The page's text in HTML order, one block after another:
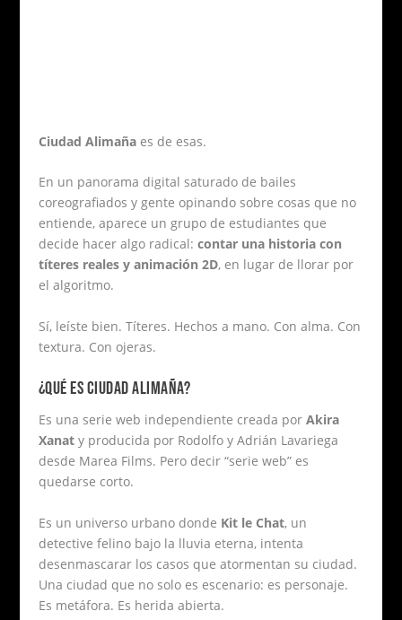
Ciudad Alimañaes de esas.
En un panorama digital saturado de bailes
coreografiados y gente opinando sobre cosas que no
entiende, aparece un grupo de estudiantes que
decide hacer algo radical: contar una historia con
títeres reales y animación 2D, en lugar de llorar por
el algoritmo.
Sí, leíste bien. Títeres. Hechos a mano. Con alma. Con
textura. Con ojeras.
¿QUÉ ES CIUDAD ALIMAÑA?
Es una serie web independiente creada por Akira
Xanaty producida por Rodolfo y Adrián Lavariega
desde Marea Films. Pero decir “serie web” es
quedarse corto.
Es un universo urbano donde Kit le Chat, un
detective felino bajo la lluvia eterna, intenta
desenmascarar los casos que atormentan su ciudad.
Una ciudad que no solo es escenario: es personaje.
Es metáfora. Es herida abierta.